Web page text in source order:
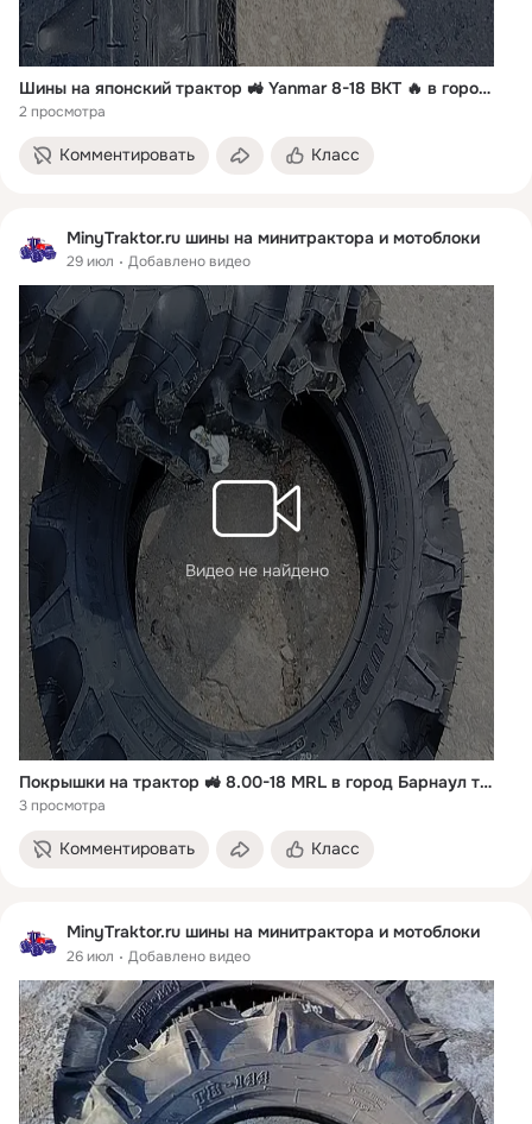
Шины на японский трактор 🚜 Yanmar 8-18 BKT 🔥 в город Тюмень транспортной компанией 🚛 ✅ MinyTraktor.ru ✅ +7 912 50-20-455
2 просмотра
Комментировать Класс
MinyTraktor.ru шины на минитрактора и мотоблоки
29 июл Добавлено видео
Видео не найдено
Покрышки на трактор 🚜 8.00-18 MRL в город Барнаул транспортной компанией 🚛 ✅ MinyTraktor.ru ✅ +7 912 50-20-455
3 просмотра
Комментировать Класс
MinyTraktor.ru шины на минитрактора и мотоблоки
26 июл Добавлено видео